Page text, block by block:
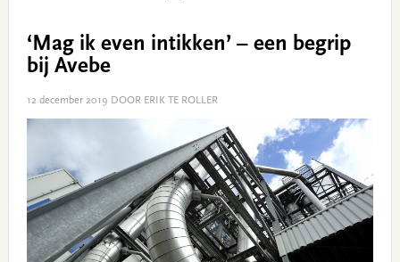
‘Mag ik even intikken’ – een begrip
bij Avebe
12 december 2019 DOOR ERIK TE ROLLER